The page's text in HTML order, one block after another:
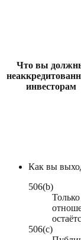
Что вы
инвесторам
Как вы
506(b)
506(c)